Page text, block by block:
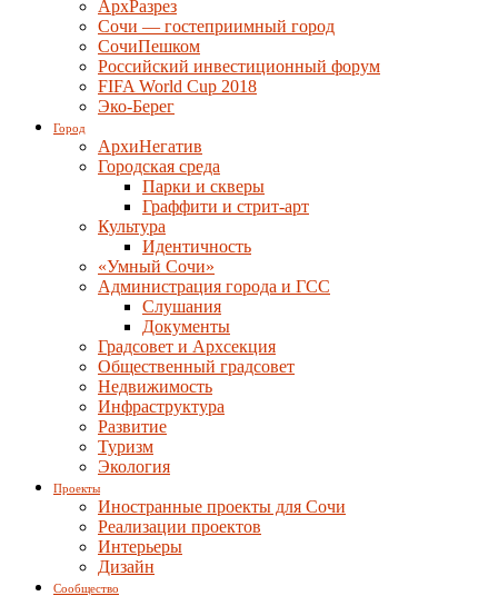
АрхРазрез
Сочи — гостеприимный город
СочиПешком
Российский инвестиционный форум
FIFA World Cup 2018
Эко-Берег
Город
АрхиНегатив
Городская среда
Парки и скверы
Граффити и стрит-арт
Культура
Идентичность
«Умный Сочи»
Администрация города и ГСС
Слушания
Документы
Градсовет и Архсекция
Общественный градсовет
Недвижимость
Инфраструктура
Развитие
Туризм
Экология
Проекты
Иностранные проекты для Сочи
Реализации проектов
Интерьеры
Дизайн
Сообщество